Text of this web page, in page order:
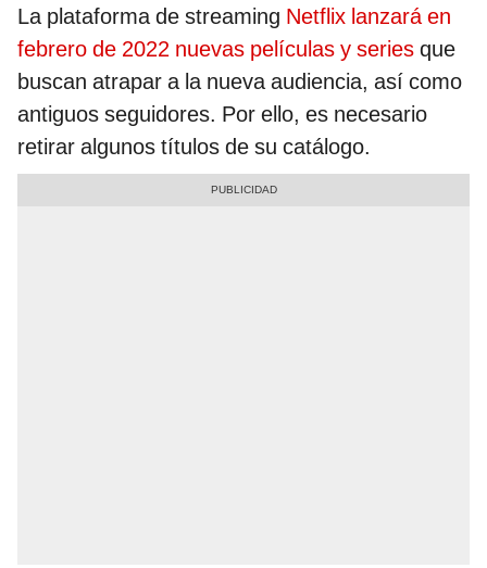
La plataforma de streaming Netflix lanzará en
febrero de 2022 nuevas películas y series que
buscan atrapar a la nueva audiencia, así como
antiguos seguidores. Por ello, es necesario
retirar algunos títulos de su catálogo.